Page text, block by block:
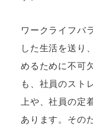
ワークライフバ
した生活を送り
めるために不可
も、社員のスト
上や、社員の定
あります。その